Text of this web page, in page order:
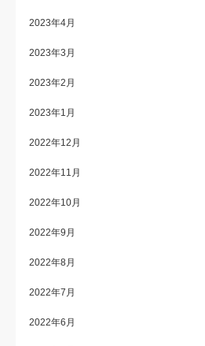
2023年4月
2023年3月
2023年2月
2023年1月
2022年12月
2022年11月
2022年10月
2022年9月
2022年8月
2022年7月
2022年6月